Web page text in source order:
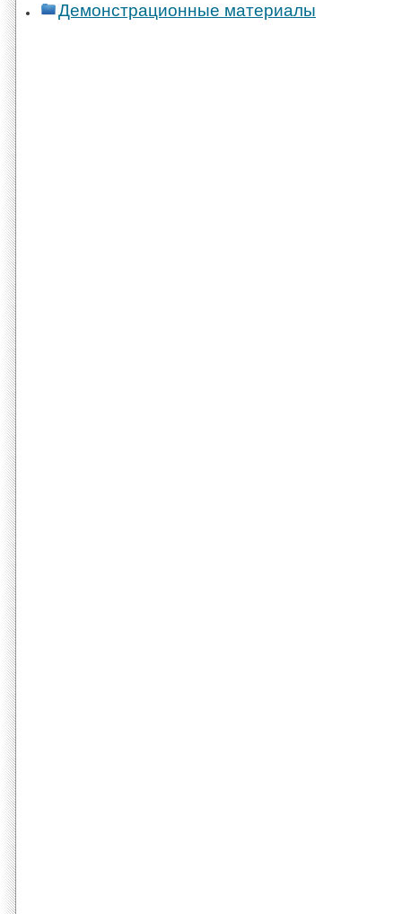
Демонстрационные материалы